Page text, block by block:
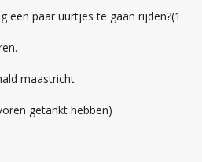
een paar uurtjes te gaan rijden?(1
maastricht
getankt hebben)